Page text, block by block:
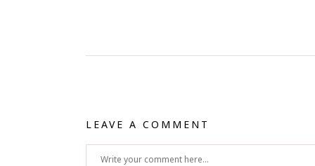
LEAVE A COMMENT